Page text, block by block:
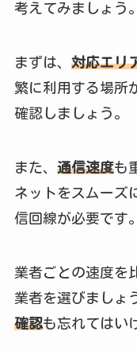
考えてみましょう。
まずは、 対応エリ
繁に利用する場所
確認しましょう。
また、 通信速度も
ネットをスムーズ
信回線が必要です。
業者ごとの速度を
業者を選びましょ
確認も忘れてはい